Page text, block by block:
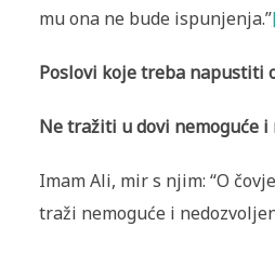
mu ona ne bude ispunjenja.”
Poslovi koje treba napustiti
Ne tražiti u dovi nemoguće i
Imam Ali, mir s njim: “O
traži nemoguće i